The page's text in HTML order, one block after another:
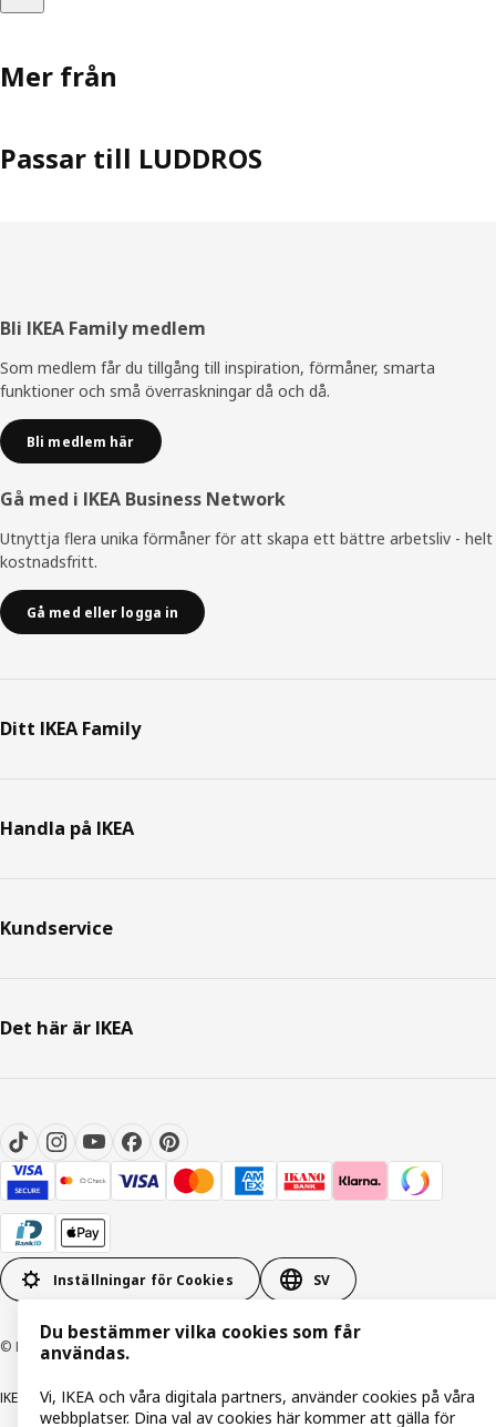
Mer från
Passar till LUDDROS
Sidfot
Bli IKEA Family medlem
Som medlem får du tillgång till inspiration, förmåner, smarta
funktioner och små överraskningar då och då.
Bli medlem här
Gå med i IKEA Business Network
Utnyttja flera unika förmåner för att skapa ett bättre arbetsliv - helt
kostnadsfritt.
Gå med eller logga in
Ditt IKEA Family
Handla på IKEA
Kundservice
Det här är IKEA
Inställningar för Cookies SV
© Inter IKEA Systems B.V. 1999-2026
IKEA Family integritetspolicyIntegritetspolicyCookiepolicy
Du bestämmer vilka cookies som får
användas.
Vi, IKEA och våra digitala partners, använder cookies på våra
webbplatser. Dina val av cookies här kommer att gälla för